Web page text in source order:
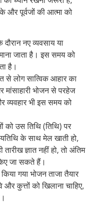
और पूर्वजों की आत्मा को
दौरान नए व्यवसाय या
जाता है। इस समय को
है।
से लोग सात्विक आहार का
भोजन से परहेज
व्यवहार भी इस समय को
को उस तिथि (तिथि) पर
के साथ मेल खाती हो,
ज्ञात नहीं हो, तो अंतिम
जा सकते हैं।
किया गया भोजन ताजा तैयार
कुत्तों को खिलाना चाहिए,